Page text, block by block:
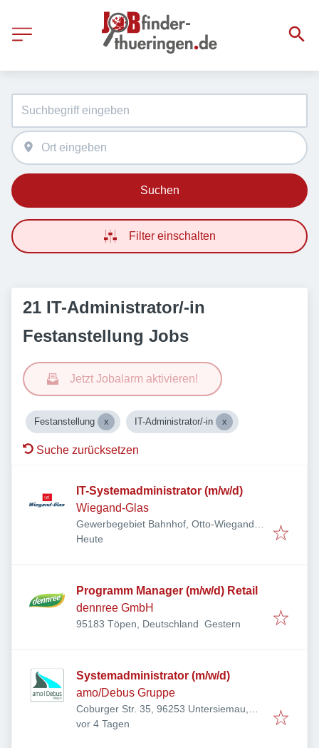
Suchen
Filter einschalten
21 IT-Administrator/-in
Festanstellung Jobs
Jetzt Jobalarm aktivieren!
Festanstellung IT-Administrator/-in
Suche zurücksetzen
IT-Systemadministrator (m/w/d)
Wiegand-Glas
Gewerbegebiet Bahnhof, Otto-Wiegand-
Straße 9, 96361 Steinbach am Wald,
Veröffentlicht
Heute
Programm Manager (m/w/d) Retail
dennree GmbH
95183 Töpen, Deutschland Veröffentlicht
Gestern
Systemadministrator (m/w/d)
amo/Debus Gruppe
Coburger Str. 35, 96253 Untersiemau,
Deutschland
Veröffentlicht
vor 4 Tagen